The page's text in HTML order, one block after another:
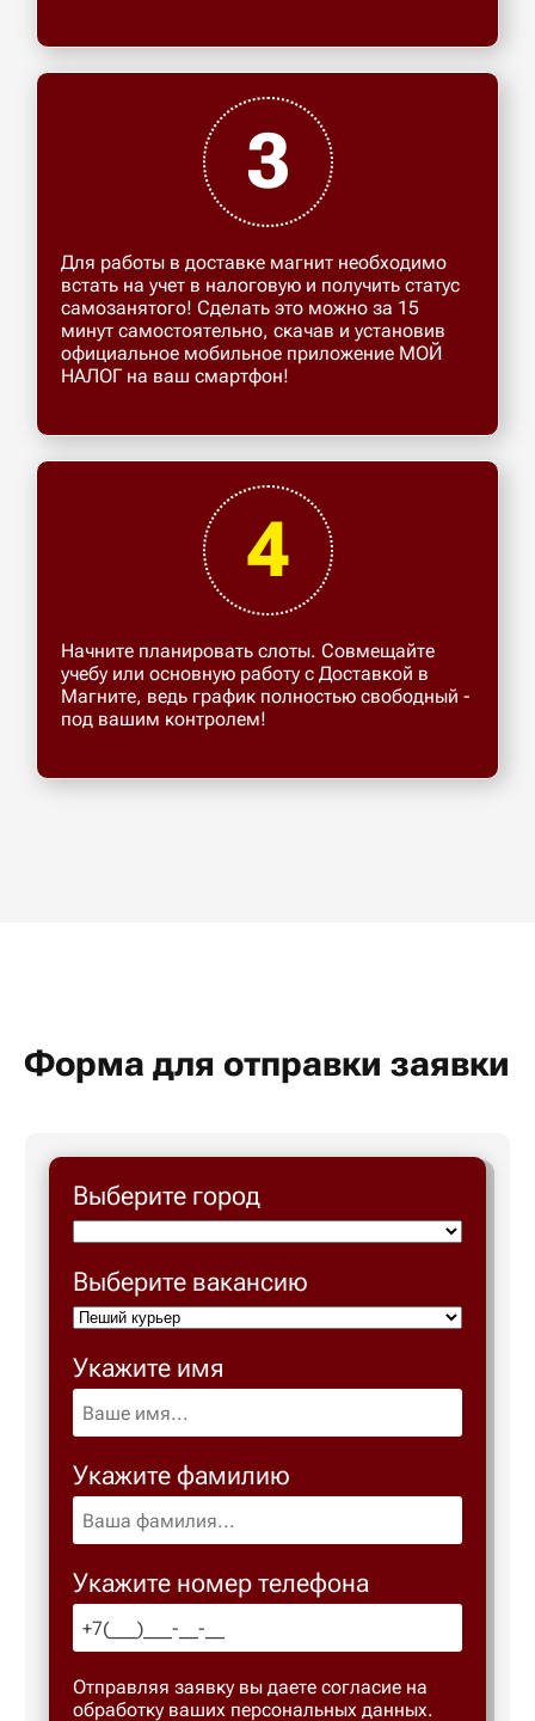
3
Для работы в доставке магнит необходимо
встать на учет в налоговую и получить статус
самозанятого! Сделать это можно за 15
минут самостоятельно, скачав и установив
официальное мобильное приложение МОЙ
НАЛОГ на ваш смартфон!
4
Начните планировать слоты. Совмещайте
учебу или основную работу с Доставкой в
Магните, ведь график полностью свободный -
под вашим контролем!
Форма для отправки заявки
Выберите город
Выберите вакансию
Укажите имя
Укажите фамилию
Укажите номер телефона
Отправляя заявку вы даете согласие на
обработку ваших персональных данных.